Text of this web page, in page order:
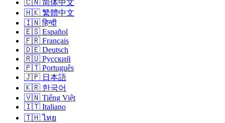
🇨🇳 简体中文
🇭🇰 繁體中文
🇮🇳 हिन्दी
🇪🇸 Español
🇫🇷 Français
🇩🇪 Deutsch
🇷🇺 Русский
🇵🇹 Português
🇯🇵 日本語
🇰🇷 한국어
🇻🇳 Tiếng Việt
🇮🇹 Italiano
🇹🇭 ไทย